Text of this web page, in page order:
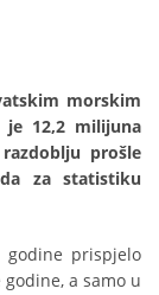
morskim
12,2 milijuna
prošle
za statistiku
prispjelo
a samo u